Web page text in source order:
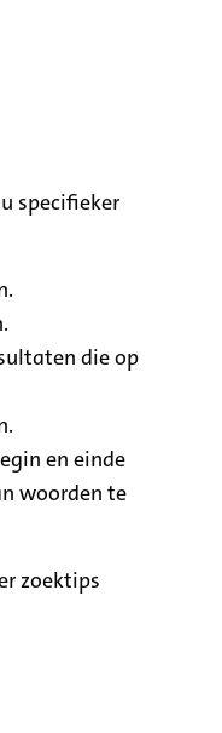
specifieker
die op
en einde
woorden te
zoektips